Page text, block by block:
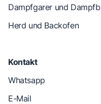
Dampfgarer und
Herd und Backofen
Kontakt
Whatsapp
E-Mail